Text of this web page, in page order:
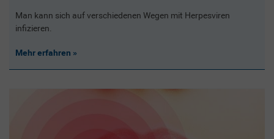
Man kann sich auf verschiedenen Wegen mit Herpesviren
infizieren.
Mehr erfahren